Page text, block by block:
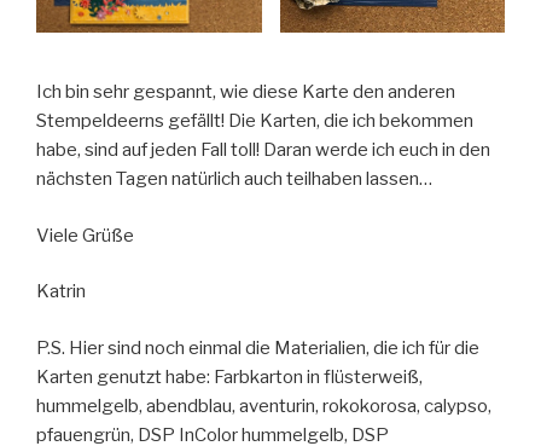
Ich bin sehr gespannt, wie diese Karte den anderen
Stempeldeerns gefällt! Die Karten, die ich bekommen
habe, sind auf jeden Fall toll! Daran werde ich euch in den
nächsten Tagen natürlich auch teilhaben lassen…
Viele Grüße
Katrin
P.S. Hier sind noch einmal die Materialien, die ich für die
Karten genutzt habe: Farbkarton in flüsterweiß,
hummelgelb, abendblau, aventurin, rokokorosa, calypso,
pfauengrün, DSP InColor hummelgelb, DSP